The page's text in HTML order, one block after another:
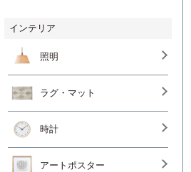
インテリア
照明
ラグ・マット
時計
アートポスター